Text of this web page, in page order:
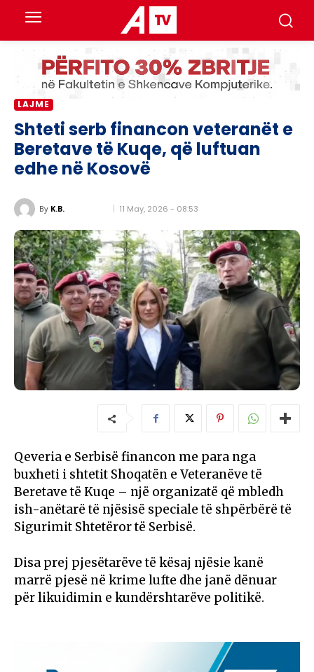
LAJME
Shteti serb financon veteranët e
Beretave të Kuqe, që luftuan
edhe në Kosovë
By K.B. 11 May, 2026 - 08:53
Qeveria e Serbisë financon me para nga
buxheti i shtetit Shoqatën e Veteranëve të
Beretave të Kuqe – një organizatë që mbledh
ish-anëtarë të njësisë speciale të shpërbërë të
Sigurimit Shtetëror të Serbisë.
Disa prej pjesëtarëve të kësaj njësie kanë
marrë pjesë në krime lufte dhe janë dënuar
për likuidimin e kundërshtarëve politikë.